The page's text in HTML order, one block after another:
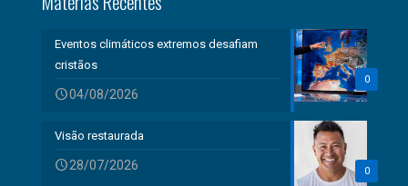
0
Eventos climáticos extremos desafiam
cristãos
04/08/2026
0
Visão restaurada
28/07/2026